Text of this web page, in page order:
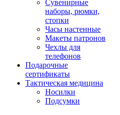
Сувенирные
наборы, рюмки,
стопки
Часы настенные
Макеты патронов
Чехлы для
телефонов
Подарочные
сертификаты
Тактическая медицина
Носилки
Подсумки